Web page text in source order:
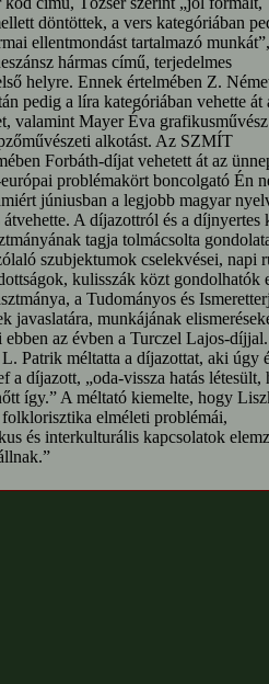
döntöttek, a vers kategóriában
ellentmondást tartalmazó
hármas című, terjedelmes
helyre. Ennek értelmében Z.
pedig a líra kategóriában vehette át
valamint Mayer Éva grafikusművész
alkotást. Az SZMÍT
Forbáth-díjat vehetett át az
problémakört boncolgató Én
júniusban a legjobb magyar
A díjazottról és a díjnyertes
tagja tolmácsolta
szubjektumok cselekvései, napi
kulisszák közt gondolhatók
a Tudományos és
javaslatára, munkájának
az évben a Turczel Lajos-
Patrik méltatta a díjazottat, aki úgy
a díjazott, „oda-vissza hatás létesült,
így.” A méltató kiemelte, hogy
folklorisztika elméleti problémái,
és interkulturális kapcsolatok